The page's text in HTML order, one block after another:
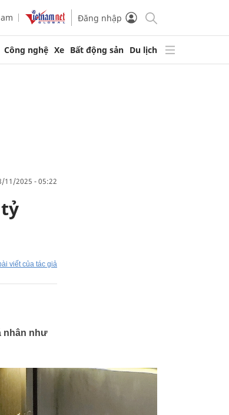
Đăng nhập
Công nghệ Xe Bất động sản Du lịch
11/2025 - 05:22
viết của tác giả
nhân như